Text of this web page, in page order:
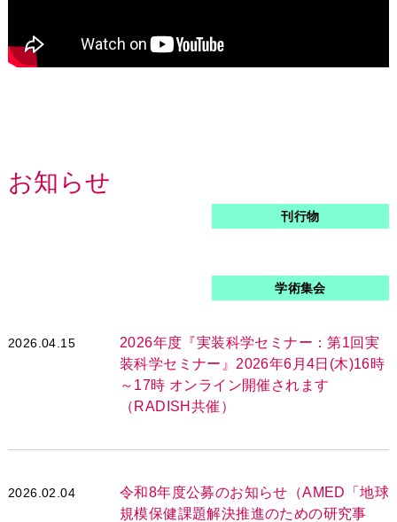
お知らせ
刊行物
学術集会
2026.04.15
2026年度『実装科学セミナー：第1回実
装科学セミナー』2026年6月4日(木)16時
～17時 オンライン開催されます
（RADISH共催）
2026.02.04
令和8年度公募のお知らせ（AMED「地球
規模保健課題解決推進のための研究事